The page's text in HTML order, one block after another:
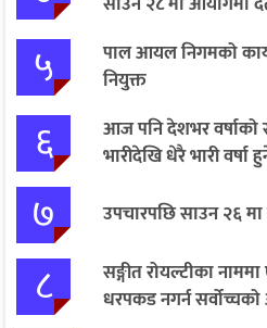
५
पाल आयल निगमको
नियुक्त
६
आज पनि देशभर वर्षाको
भारीदेखि धेरै भारी वर्षा
७ उपचारपछि साउन २६
८
सङ्गीत रोयल्टीका
धरपकड नगर्न